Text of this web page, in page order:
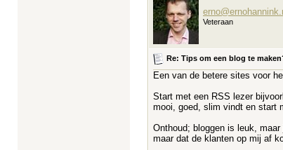
Veteraan
Re: Tips om een blog te
Een van de betere sites voor
Start met een RSS lezer
mooi, goed, slim vindt en start
Onthoud; bloggen is leuk,
maar dat de klanten op mij af